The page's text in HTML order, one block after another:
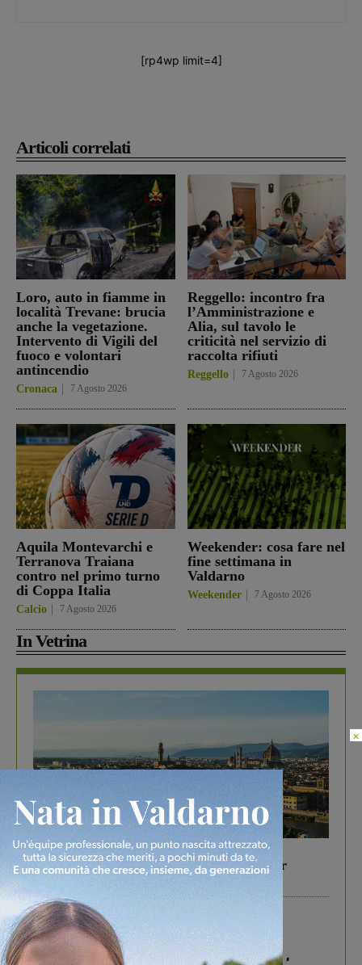
Articoli correlati
Loro, auto in fiamme in
località Trevane: brucia
anche la vegetazione.
Intervento di Vigili del
fuoco e volontari
antincendio
Cronaca 7 Agosto 2026
Reggello: incontro fra
l’Amministrazione e
Alia, sul tavolo le
criticità nel servizio di
raccolta rifiuti
Reggello 7 Agosto 2026
Aquila Montevarchi e
Terranova Traiana
contro nel primo turno
di Coppa Italia
Calcio 7 Agosto 2026
Weekender: cosa fare nel
fine settimana in
Valdarno
Weekender 7 Agosto 2026
In Vetrina
In vetrina 6 Agosto 2026
Gita di famiglia a Firenze: 5 idee per far
divertire i tuoi figli
[rp4wp limit=4]
×